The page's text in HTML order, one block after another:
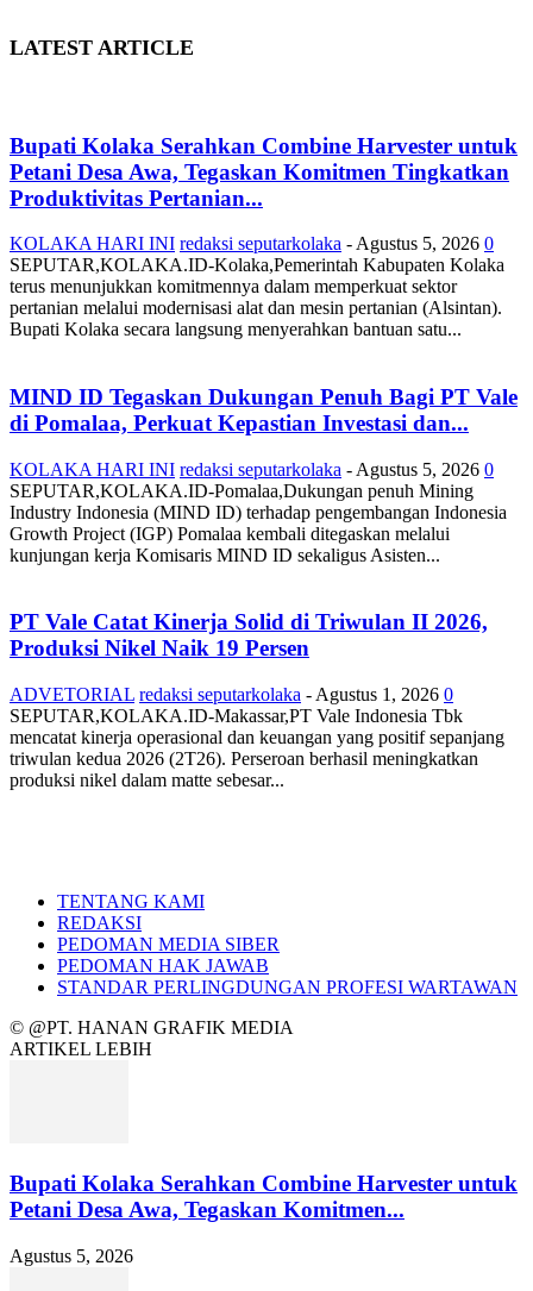
LATEST ARTICLE
Bupati Kolaka Serahkan Combine Harvester untuk
Petani Desa Awa, Tegaskan Komitmen Tingkatkan
Produktivitas Pertanian...
KOLAKA HARI INI redaksi seputarkolaka - Agustus 5, 2026 0
SEPUTAR,KOLAKA.ID-Kolaka,Pemerintah Kabupaten Kolaka
terus menunjukkan komitmennya dalam memperkuat sektor
pertanian melalui modernisasi alat dan mesin pertanian (Alsintan).
Bupati Kolaka secara langsung menyerahkan bantuan satu...
MIND ID Tegaskan Dukungan Penuh Bagi PT Vale
di Pomalaa, Perkuat Kepastian Investasi dan...
KOLAKA HARI INI redaksi seputarkolaka - Agustus 5, 2026 0
SEPUTAR,KOLAKA.ID-Pomalaa,Dukungan penuh Mining
Industry Indonesia (MIND ID) terhadap pengembangan Indonesia
Growth Project (IGP) Pomalaa kembali ditegaskan melalui
kunjungan kerja Komisaris MIND ID sekaligus Asisten...
PT Vale Catat Kinerja Solid di Triwulan II 2026,
Produksi Nikel Naik 19 Persen
ADVETORIAL redaksi seputarkolaka - Agustus 1, 2026 0
SEPUTAR,KOLAKA.ID-Makassar,PT Vale Indonesia Tbk
mencatat kinerja operasional dan keuangan yang positif sepanjang
triwulan kedua 2026 (2T26). Perseroan berhasil meningkatkan
produksi nikel dalam matte sebesar...
TENTANG KAMI
REDAKSI
PEDOMAN MEDIA SIBER
PEDOMAN HAK JAWAB
STANDAR PERLINGDUNGAN PROFESI WARTAWAN
© @PT. HANAN GRAFIK MEDIA
ARTIKEL LEBIH
Bupati Kolaka Serahkan Combine Harvester untuk
Petani Desa Awa, Tegaskan Komitmen...
Agustus 5, 2026